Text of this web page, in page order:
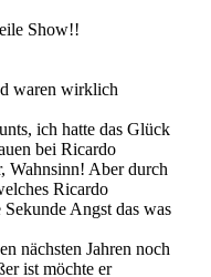
Show!!
waren wirklich
ich hatte das Glück
bei Ricardo
Wahnsinn! Aber durch
Ricardo
Angst das was
nächsten Jahren noch
ist möchte er